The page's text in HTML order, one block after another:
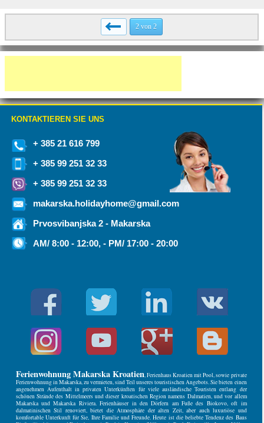
2 von 2
KONTAKTIEREN SIE UNS
+ 385 21 616 799
+ 385 99 251 32 33
+ 385 99 251 32 33
makarska.holidayhome@gmail.com
Prvosvibanjska 2 - Makarska
AM/ 8:00 - 12:00, - PM/ 17:00 - 20:00
Ferienwohnung Makarska Kroatien, Ferienhaus Kroatien mit Pool, sowie private
Ferienwohnung in Makarska, zu vermieten, sind Teil unseres touristischen Angebots. Sie bieten einen
angenehmen Aufenthalt in privaten Unterkünften für viele ausländische Touristen entlang der
schönen Strände des Mittelmeers und dieser kroatischen Region namens Dalmatien, und vor allem
Makarska und Makarska Riviera. Ferienhäuser in den Dörfern am Fuße des Biokovo, oft im
dalmatinischen Stil renoviert, bietet die Atmosphäre der alten Zeit, aber auch luxuriöse und
komfortable Unterkunft für Sie, Ihre Familie und Freunde. Heute ist die beliebte Tendenz des Baus